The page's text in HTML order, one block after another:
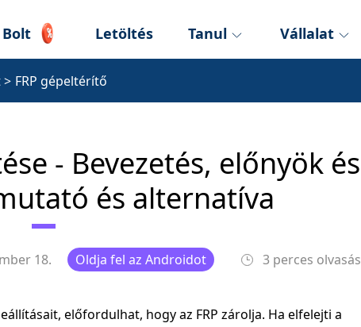
Bolt Letöltés Tanul Vállalat
> FRP gépeltérítő
- Bevezetés, előnyök és
és alternatíva
18. Oldja fel az Androidot 3 perces olvasás
előfordulhat, hogy az FRP zárolja. Ha elfelejti a